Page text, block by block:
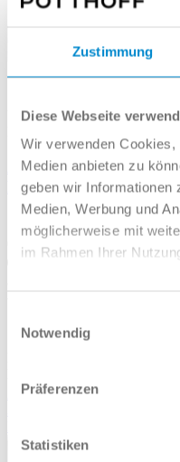
Zustimmung
Diese Webseite
Wir verwenden
Medien anbieten zu
geben wir Informationen
Medien, Werbung und
möglicherweise mit
im Rahmen Ihrer
Notwendig
Präferenzen
Statistiken
UPE: € 52.680
Audi Q2 35 TDI
NAVI+ MATRIX
07.07.2025
Alle Werte*